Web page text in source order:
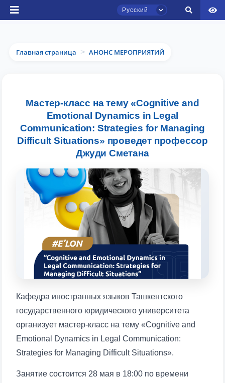
Русский
Главная страница > АНОНС МЕРОПРИЯТИЙ
Мастер-класс на тему «Cognitive and
Emotional Dynamics in Legal
Communication: Strategies for Managing
Difficult Situations» проведет профессор
Джуди Сметана
Кафедра иностранных языков Ташкентского
государственного юридического университета
организует мастер-класс на тему «Cognitive and
Emotional Dynamics in Legal Communication:
Strategies for Managing Difficult Situations».
Занятие состоится 28 мая в 18:00 по времени
Онлайн
Здравствуйте! Добро пожаловать в чат
приёмной комиссии ТГЮУ.
вопросам приёма.
Выберите тему — затем появятся
конкретные вопросы:
4. Собеседование (магистр) (5)
8. Квота (бакалавриат) (1) 9. Квота (магистратура) (1)